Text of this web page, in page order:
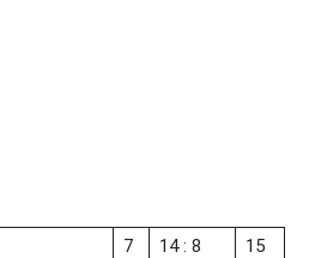
7 14 : 8
15